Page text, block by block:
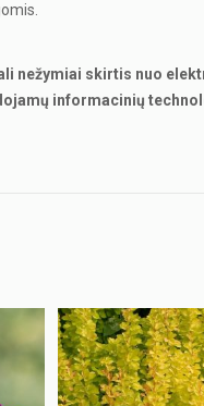
nežymiai skirtis nuo
informacinių